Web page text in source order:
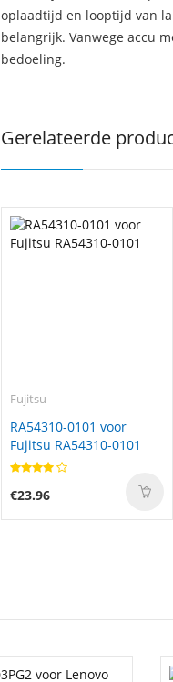
oplaadtijd en looptijd van
belangrijk. Vanwege accu
bedoeling.
Gerelateerde
Fujitsu
RA54310-0101 voor
Fujitsu RA54310-0101
€23.96